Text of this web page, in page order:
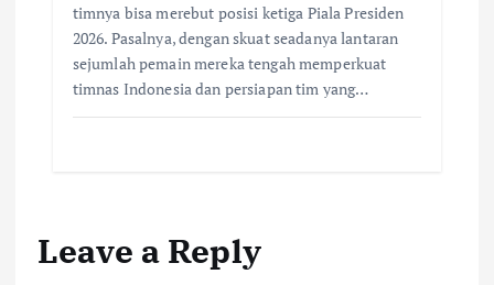
timnya bisa merebut posisi ketiga Piala Presiden
2026. Pasalnya, dengan skuat seadanya lantaran
sejumlah pemain mereka tengah memperkuat
timnas Indonesia dan persiapan tim yang…
Leave a Reply